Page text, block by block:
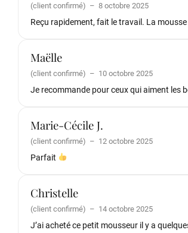
(client confirmé) – 8 octobre 2025
Reçu rapidement, fait le travail. La
Maëlle
(client confirmé) – 10 octobre 2025
Je recommande pour ceux qui aiment les
Marie-Cécile J.
(client confirmé) – 12 octobre 2025
Parfait
Christelle
(client confirmé) – 14 octobre 2025
J’ai acheté ce petit mousseur il y a